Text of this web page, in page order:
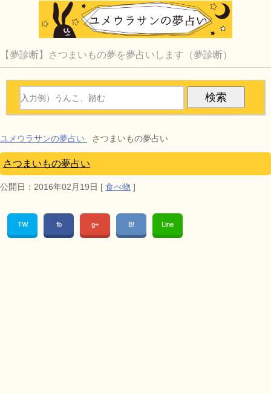
【夢診断】さつまいもの夢を夢占いします（夢診断）
ユメウラサンの夢占い さつまいもの夢占い
さつまいもの夢占い
公開日： 2016年02月19日 [ 食べ物 ]
TW fb g+ B! Line